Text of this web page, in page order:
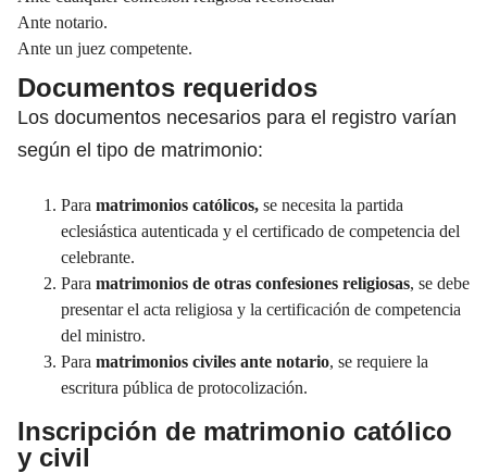
Ante notario.
Ante un juez competente.
Documentos requeridos
Los documentos necesarios para el registro varían
según el tipo de matrimonio:
Para matrimonios católicos, se necesita la partida
eclesiástica autenticada y el certificado de competencia del
celebrante.
Para matrimonios de otras confesiones religiosas, se debe
presentar el acta religiosa y la certificación de competencia
del ministro.
Para matrimonios civiles ante notario, se requiere la
escritura pública de protocolización.
Inscripción de matrimonio católico
y civil